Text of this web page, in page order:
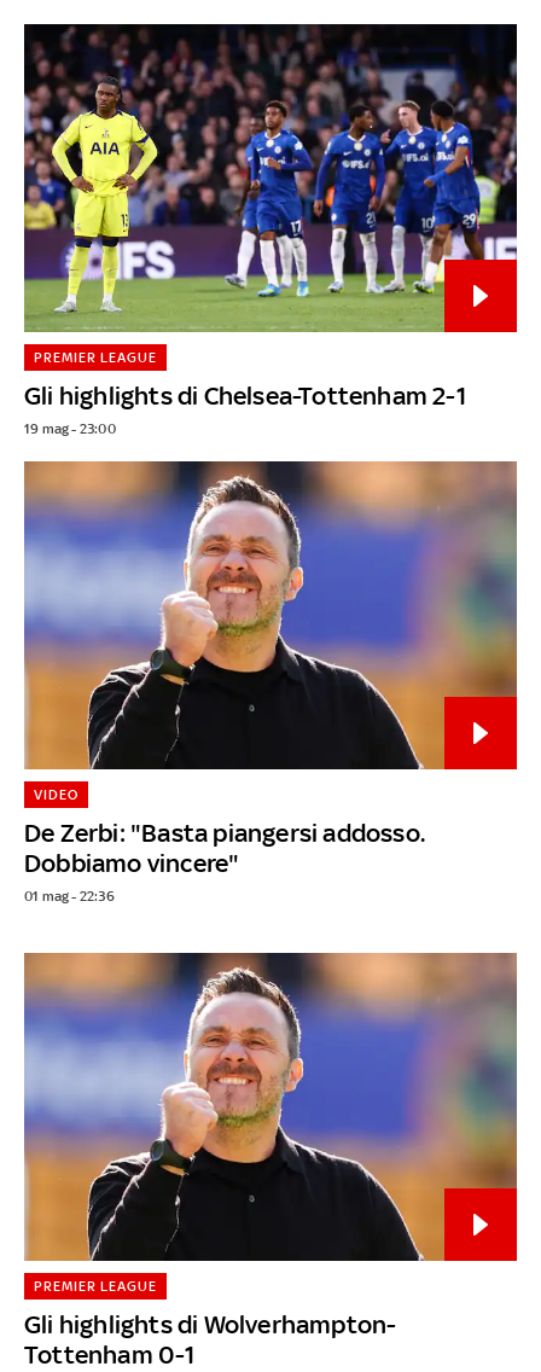
Gli highlights di Chelsea-Tottenham 2-1
PREMIER LEAGUE
19 mag - 23:00
De Zerbi: "Basta piangersi addosso.
Dobbiamo vincere"
VIDEO
01 mag - 22:36
Gli highlights di Wolverhampton-
Tottenham 0-1
PREMIER LEAGUE